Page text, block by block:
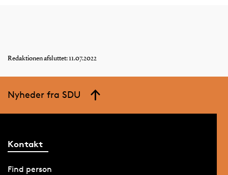
Redaktionen afsluttet: 11.07.2022
Nyheder fra SDU
Kontakt
Find person